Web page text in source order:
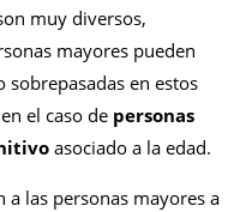
muy diversos,
mayores pueden
en estos
el caso de personas
asociado a la edad.
a las personas mayores a